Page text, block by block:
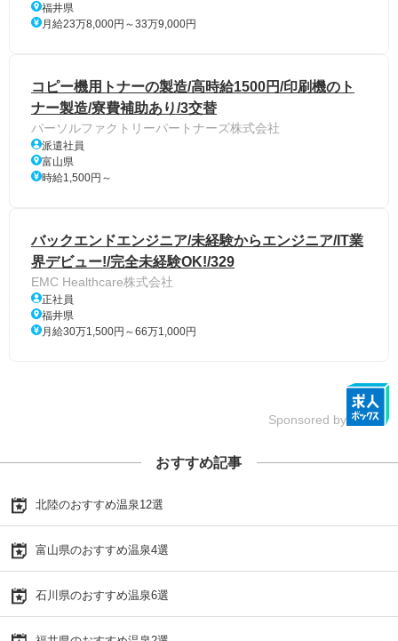
福井県
月給23万8,000円～33万9,000円
コピー機用トナーの製造/高時給1500円/印刷機のト
ナー製造/寮費補助あり/3交替
パーソルファクトリーパートナーズ株式会社
派遣社員
富山県
時給1,500円～
バックエンドエンジニア/未経験からエンジニア/IT業
界デビュー!/完全未経験OK!/329
EMC Healthcare株式会社
正社員
福井県
月給30万1,500円～66万1,000円
Sponsored by
おすすめ記事
北陸のおすすめ温泉12選
富山県のおすすめ温泉4選
石川県のおすすめ温泉6選